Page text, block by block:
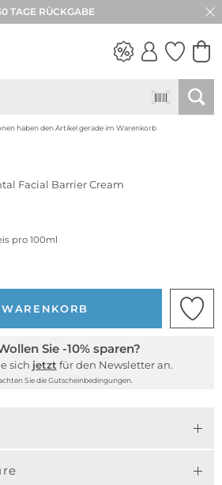
TAGE RÜCKGABE
haben den Artikel gerade im Warenkorb
Facial Barrier Cream
pro 100ml
Sie -10% sparen?
sich jetzt für den Newsletter an.
Sie die Gutscheinbedingungen.